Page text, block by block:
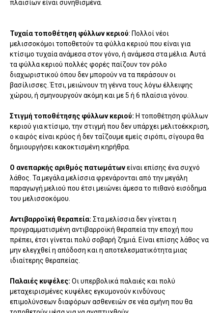
πλαισίων είναι συνηθισμένα.
Τυχαία τοποθέτηση φύλλων κεριού: Πολλοί νέοι
μελισσοκόμοι τοποθετούν τα φύλλα κεριού που είναι για
κτίσιμο τυχαία ανάμεσα στον γόνο, ή ανάμεσα στα μέλια. Αυτά
τα φύλλα κεριού πολλές φορές παίζουν τον ρόλο
διαχωριστικού όπου δεν μπορούν να τα περάσουν οι
βασίλισσες. Έτσι, μειώνουν τη γέννα τους λόγω έλλειψης
χώρου, ή σμηνουργούν ακόμη και με 5 ή 6 πλαίσια γόνου.
Στιγμή τοποθέτησης φύλλων κεριού: Η τοποθέτηση φύλλων
κεριού για κτίσιμο, την στιγμή που δεν υπάρχει μελιτοέκκριση,
ο καιρός είναι κρύος ή δεν ταΐζουμε εμείς σιρόπι, σίγουρα θα
δημιουργήσει κακοκτισμένη κηρήθρα.
Ο ανεπαρκής αριθμός πατωμάτωνείναι επίσης ένα συχνό
λάθος. Τα μεγάλα μελίσσια φρενάρονται από την μεγάλη
παραγωγή μελιού που έτσι μειώνει άμεσα το πιθανό εισόδημα
του μελισσοκόμου.
Αντιβαρροϊκή θεραπεία: Στα μελίσσια δεν γίνεται η
προγραμματισμένη αντιβαρροϊκή θεραπεία την εποχή που
πρέπει, έτσι γίνεται πολύ σοβαρή ζημιά. Είναι επίσης λάθος να
μην ελεγχθεί η απόδοση και η αποτελεσματικότητα μιας
ιδιαίτερης θεραπείας.
Παλαιές κυψέλες: Οι υπερβολικά παλαιές και πολύ
μεταχειρισμένες κυψέλες εγκυμονούν κινδύνους
επιμολύνσεων διαφόρων ασθενειών σε νέα σμήνη που θα